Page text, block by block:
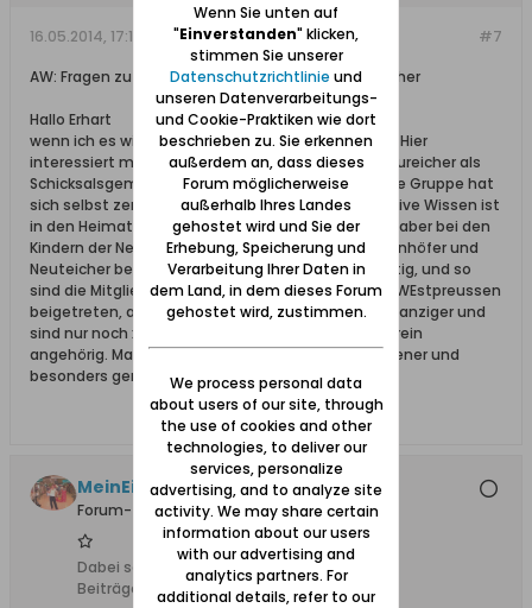
#7
16.05.2014, 17:15
AW: Fragen zu Neuteich / Heimatbund der Neuteicher
Hallo Erhart
wenn ich es wissen würde, hätte ich geantwortet. Hier
interessiert mich sehr, wie der Heimatbund der Neureicher als
Schicksalsgemeinschaft sich wacker schlägt. Diese Gruppe hat
sich selbst zerstört, bzw aufgelöst und das kollektive Wissen ist
in den Heimatbriefen der Neuteicher geschrieben, aber bei den
Kindern der Neuteicher auch verstreut. #die Tiegenhöfer und
Neuteicher befanden einander für nicht gleichwertig, und so
sind die Mitglieder nicht zu der Landsmannschaft WEstpreussen
beigetreten, aber wohl auch nicht zum Bund der Danziger und
sind nur noch xxx orientiert dem Partnerschaftsverein
angehörig. Man zerfleischt sich selbst als Vertriebener und
besonders gern als Danziger. lg Delia
MeinEichwalde
Forum-Teilnehmer
Dabei seit:
06.10.2008
Beiträge:
545
Wenn Sie unten auf
"Einverstanden" klicken,
stimmen Sie unserer
Datenschutzrichtlinie und
unseren Datenverarbeitungs-
und Cookie-Praktiken wie dort
beschrieben zu. Sie erkennen
außerdem an, dass dieses
Forum möglicherweise
außerhalb Ihres Landes
gehostet wird und Sie der
Erhebung, Speicherung und
Verarbeitung Ihrer Daten in
dem Land, in dem dieses Forum
gehostet wird, zustimmen.
We process personal data
about users of our site, through
the use of cookies and other
technologies, to deliver our
services, personalize
advertising, and to analyze site
activity. We may share certain
information about our users
with our advertising and
analytics partners. For
additional details, refer to our